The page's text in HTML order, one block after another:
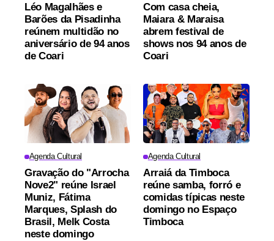
Léo Magalhães e
Barões da Pisadinha
reúnem multidão no
aniversário de 94 anos
de Coari
Com casa cheia,
Maiara & Maraisa
abrem festival de
shows nos 94 anos de
Coari
Agenda Cultural
Gravação do "Arrocha
Nove2" reúne Israel
Muniz, Fátima
Marques, Splash do
Brasil, Melk Costa
neste domingo
Agenda Cultural
Arraiá da Timboca
reúne samba, forró e
comidas típicas neste
domingo no Espaço
Timboca